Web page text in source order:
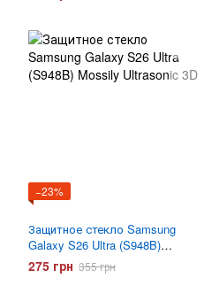
−23%
Защитное стекло Samsung
Galaxy S26 Ultra (S948B)
Mossily Ultrasonic 3D
275 грн 355 грн